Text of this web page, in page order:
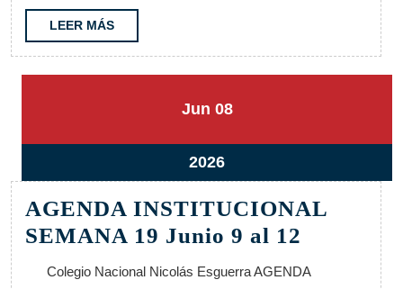
LEER MÁSLEER
MÁS
Jun8
2026
088
20268
junio,
2026
AGENDA INSTITUCIONAL
SEMANA 19 Junio 9 al 12 AGENDA
Colegio Nacional Nicolás Esguerra AGENDA